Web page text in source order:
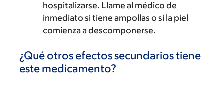
hospitalizarse. Llame al médico de
inmediato si tiene ampollas o si la piel
comienza a descomponerse.
¿Qué otros efectos secundarios tiene
este medicamento?